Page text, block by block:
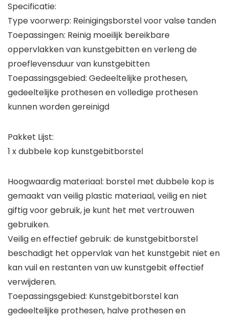
Specificatie:
Type voorwerp: Reinigingsborstel voor valse tanden
Toepassingen: Reinig moeilijk bereikbare
oppervlakken van kunstgebitten en verleng de
proeflevensduur van kunstgebitten
Toepassingsgebied: Gedeeltelijke prothesen,
gedeeltelijke prothesen en volledige prothesen
kunnen worden gereinigd
Pakket Lijst:
1 x dubbele kop kunstgebitborstel
Hoogwaardig materiaal: borstel met dubbele kop is
gemaakt van veilig plastic materiaal, veilig en niet
giftig voor gebruik, je kunt het met vertrouwen
gebruiken.
Veilig en effectief gebruik: de kunstgebitborstel
beschadigt het oppervlak van het kunstgebit niet en
kan vuil en restanten van uw kunstgebit effectief
verwijderen.
Toepassingsgebied: Kunstgebitborstel kan
gedeeltelijke prothesen, halve prothesen en